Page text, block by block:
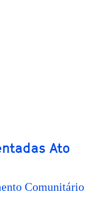
Ato
Comunitário